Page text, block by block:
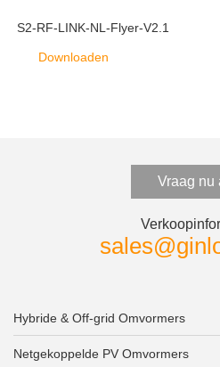
S2-RF-LINK-NL-Flyer-V2.1
Downloaden
Vraag nu
Hybride & Off-grid Omvormers
Netgekoppelde PV Omvormers